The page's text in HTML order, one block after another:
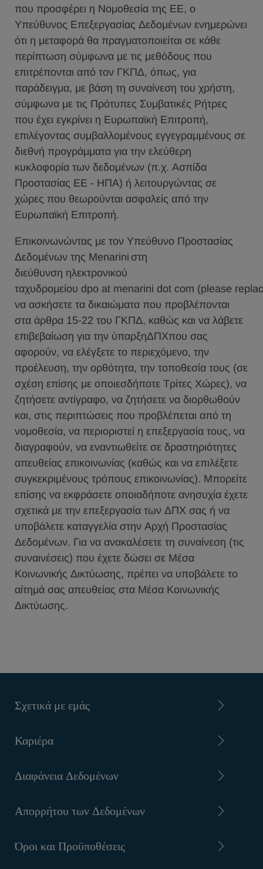
που προσφέρει η Νομοθεσία της ΕΕ, ο
Υπεύθυνος Επεξεργασίας Δεδομένων ενημερώνει
ότι η μεταφορά θα πραγματοποιείται σε κάθε
περίπτωση σύμφωνα με τις μεθόδους που
επιτρέπονται από τον ΓΚΠΔ, όπως, για
παράδειγμα, με βάση τη συναίνεση του χρήστη,
σύμφωνα με τις Πρότυπες Συμβατικές Ρήτρες
που έχει εγκρίνει η Ευρωπαϊκή Επιτροπή,
επιλέγοντας συμβαλλομένους εγγεγραμμένους σε
διεθνή προγράμματα για την ελεύθερη
κυκλοφορία των δεδομένων (π.χ. Ασπίδα
Προστασίας ΕΕ - ΗΠΑ) ή λειτουργώντας σε
χώρες που θεωρούνται ασφαλείς από την
Ευρωπαϊκή Επιτροπή.
Επικοινωνώντας με τον Υπεύθυνο Προστασίας
Δεδομένων της Menarini στη
διεύθυνση ηλεκτρονικού
ταχυδρομείου dpo at menarini dot com (please
να ασκήσετε τα δικαιώματα που προβλέπονται
στα άρθρα 15-22 του ΓΚΠΔ, καθώς και να λάβετε
επιβεβαίωση για την ύπαρξηΔΠΧπου σας
αφορούν, να ελέγξετε το περιεχόμενο, την
προέλευση, την ορθότητα, την τοποθεσία τους (σε
σχέση επίσης με οποιεσδήποτε Τρίτες Χώρες), να
ζητήσετε αντίγραφο, να ζητήσετε να διορθωθούν
και, στις περιπτώσεις που προβλέπεται από τη
νομοθεσία, να περιοριστεί η επεξεργασία τους, να
διαγραφούν, να εναντιωθείτε σε δραστηριότητες
απευθείας επικοινωνίας (καθώς και να επιλέξετε
συγκεκριμένους τρόπους επικοινωνίας). Μπορείτε
επίσης να εκφράσετε οποιαδήποτε ανησυχία έχετε
σχετικά με την επεξεργασία των ΔΠΧ σας ή να
υποβάλετε καταγγελία στην Αρχή Προστασίας
Δεδομένων. Για να ανακαλέσετε τη συναίνεση (τις
συναινέσεις) που έχετε δώσει σε Μέσα
Κοινωνικής Δικτύωσης, πρέπει να υποβάλετε το
αίτημά σας απευθείας στα Μέσα Κοινωνικής
Δικτύωσης.
Σχετικά με εμάς
Καριέρα
Διαφάνεια Δεδομένων
Απορρήτου των Δεδομένων
Όροι και Προϋποθέσεις